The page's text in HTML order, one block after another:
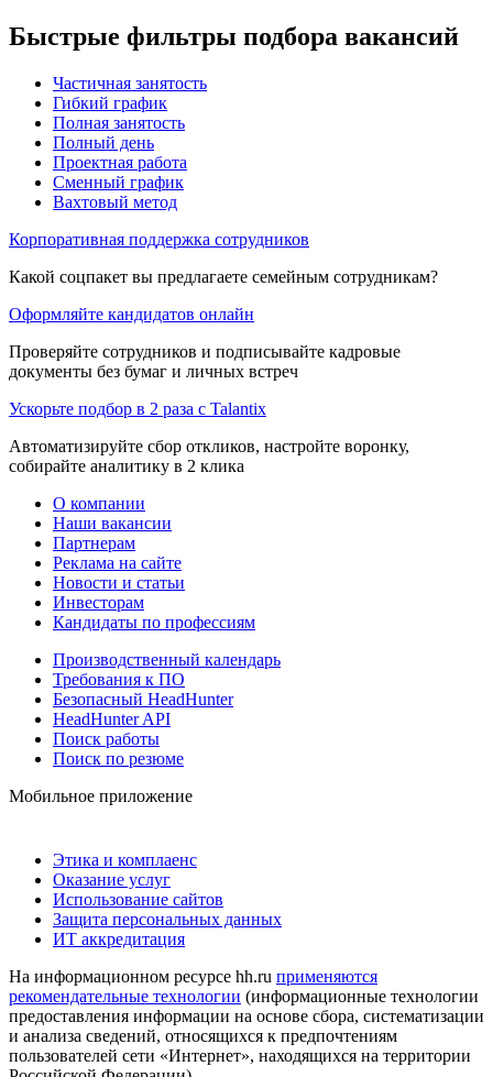
Быстрые фильтры подбора вакансий
Частичная занятость
Гибкий график
Полная занятость
Полный день
Проектная работа
Сменный график
Вахтовый метод
Корпоративная поддержка сотрудников
Какой соцпакет вы предлагаете семейным сотрудникам?
Оформляйте кандидатов онлайн
Проверяйте сотрудников и подписывайте кадровые
документы без бумаг и личных встреч
Ускорьте подбор в 2 раза с Talantix
Автоматизируйте сбор откликов, настройте воронку,
собирайте аналитику в 2 клика
О компании
Наши вакансии
Партнерам
Реклама на сайте
Новости и статьи
Инвесторам
Кандидаты по профессиям
Производственный календарь
Требования к ПО
Безопасный HeadHunter
HeadHunter API
Поиск работы
Поиск по резюме
Мобильное приложение
Этика и комплаенс
Оказание услуг
Использование сайтов
Защита персональных данных
ИТ аккредитация
На информационном ресурсе hh.ru применяются
рекомендательные технологии (информационные технологии
предоставления информации на основе сбора, систематизации
и анализа сведений, относящихся к предпочтениям
пользователей сети «Интернет», находящихся на территории